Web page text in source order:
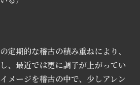
定期的な稽古の積み重ねにより、
、最近では更に調子が 上がってい
イメージを稽古の中で、少しアレン